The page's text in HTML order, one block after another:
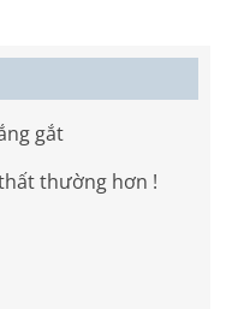
gắt
thường hơn !